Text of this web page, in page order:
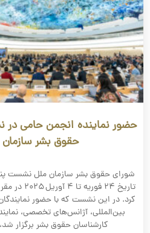
حقوق بشر
شورای حقوق بشر سازمان ملل نشست
تاریخ ۲۴
کرد. در این نشست که با حضور
بین‌المللی، آژانس‌های تخصصی،
کارشناسان حقوق بشر برگزار